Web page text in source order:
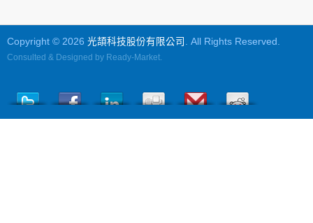
Copyright © 2026 光頡科技股份有限公司 . All Rights Reserved.
Consulted & Designed by Ready-Market